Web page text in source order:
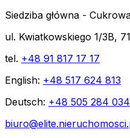
Siedziba główna -
ul. Kwiatkowskiego 1/3B,
tel. +48 91 817 17 17
English: +48 517 624 813
Deutsch: +48 505 284 034